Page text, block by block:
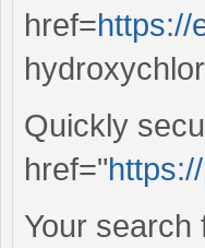
href=https://
Quickly
href="
Your search